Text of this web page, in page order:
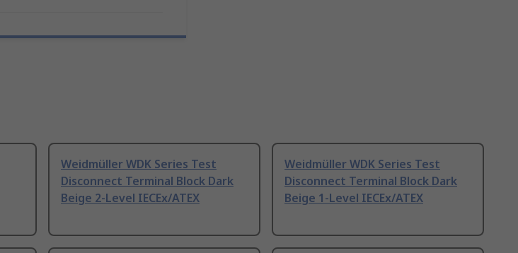
Weidmüller WDK Series Test
Disconnect Terminal Block Dark
Beige 2-Level IECEx/ATEX
Weidmüller WDK Series Test
Disconnect Terminal Block Dark
Beige 1-Level IECEx/ATEX